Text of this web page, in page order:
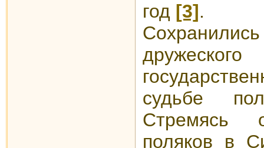
год [3].
судьбе
Стремясь
поляков в